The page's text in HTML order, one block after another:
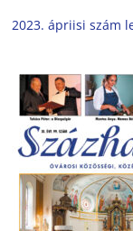
2023. ápriisi szám